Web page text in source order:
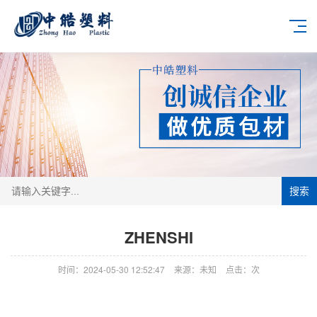
搜索
ZHENSHI
时间：2024-05-30 12:52:47 来源：未知 点击： 次